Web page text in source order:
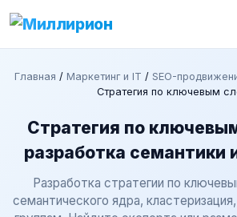
Главная / Маркетинг и IT / SEO-
Стратегия по ключевым
Стратегия по
разработка семантики
Разработка стратегии по
семантического ядра,